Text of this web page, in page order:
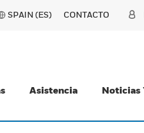
SPAIN (ES) CONTACTO
Asistencia Noticias